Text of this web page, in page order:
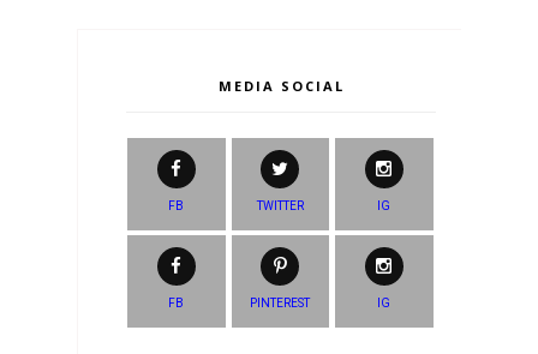
MEDIA SOCIAL
FB TWITTER IG
FB PINTEREST IG